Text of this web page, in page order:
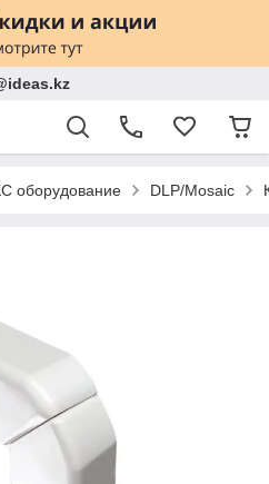
оборудование DLP/Mosaic